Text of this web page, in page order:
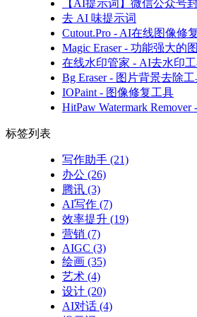
【AI提示词】微信公众号
去 AI 味提示词
Cutout.Pro - AI在线图像修
Magic Eraser - 功能强大的
在线水印管家 - AI去水印
Bg Eraser - 图片背景去除
IOPaint - 图像修复工具
HitPaw Watermark
标签列表
写作助手 (21)
办公 (26)
腾讯 (3)
AI写作 (7)
效率提升 (19)
营销 (7)
AIGC (3)
绘画 (35)
艺术 (4)
设计 (20)
AI对话 (4)